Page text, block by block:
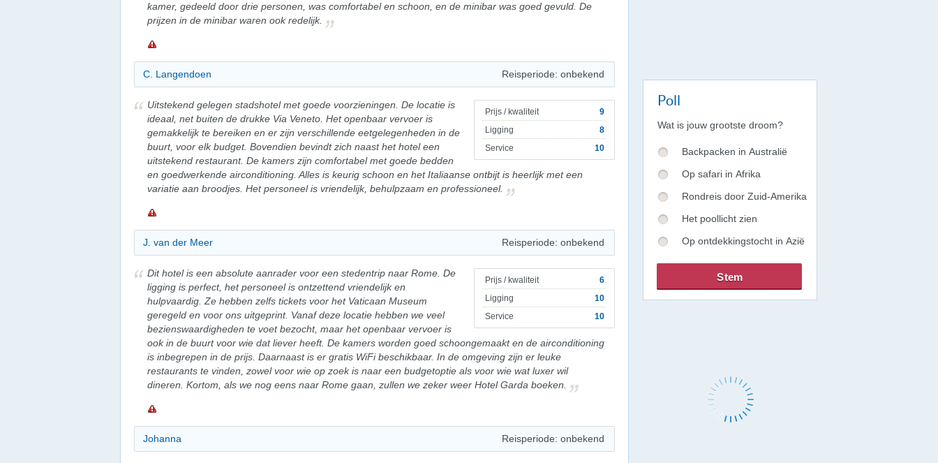
kamer, gedeeld door drie personen, was comfortabel en schoon, en de minibar was goed gevuld. De
prijzen in de minibar waren ook redelijk.
C. Langendoen Reisperiode: onbekend
Prijs / kwaliteit
9
Ligging
8
Service
10
Uitstekend gelegen stadshotel met goede voorzieningen. De locatie is
ideaal, net buiten de drukke Via Veneto. Het openbaar vervoer is
gemakkelijk te bereiken en er zijn verschillende eetgelegenheden in de
buurt, voor elk budget. Bovendien bevindt zich naast het hotel een
uitstekend restaurant. De kamers zijn comfortabel met goede bedden
en goedwerkende airconditioning. Alles is keurig schoon en het Italiaanse ontbijt is heerlijk met een
variatie aan broodjes. Het personeel is vriendelijk, behulpzaam en professioneel.
J. van der Meer Reisperiode: onbekend
Prijs / kwaliteit
6
Ligging
10
Service
10
Dit hotel is een absolute aanrader voor een stedentrip naar Rome. De
ligging is perfect, het personeel is ontzettend vriendelijk en
hulpvaardig. Ze hebben zelfs tickets voor het Vaticaan Museum
geregeld en voor ons uitgeprint. Vanaf deze locatie hebben we veel
bezienswaardigheden te voet bezocht, maar het openbaar vervoer is
ook in de buurt voor wie dat liever heeft. De kamers worden goed schoongemaakt en de airconditioning
is inbegrepen in de prijs. Daarnaast is er gratis WiFi beschikbaar. In de omgeving zijn er leuke
restaurants te vinden, zowel voor wie op zoek is naar een budgetoptie als voor wie wat luxer wil
dineren. Kortom, als we nog eens naar Rome gaan, zullen we zeker weer Hotel Garda boeken.
Johanna Reisperiode: onbekend
Poll
Wat is jouw grootste droom?
Backpacken in Australië
Op safari in Afrika
Rondreis door Zuid-Amerika
Het poollicht zien
Op ontdekkingstocht in Azië